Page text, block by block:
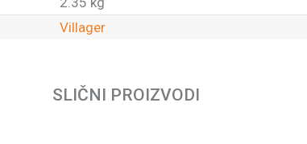
Villager
SLIČNI PROIZVODI